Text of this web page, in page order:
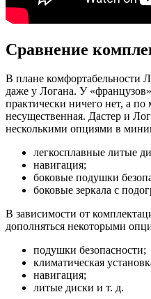
Сравнение
В плане комфортабельности
даже у Логана. У
практически ничего нет, а по
несущественная. Дастер и
несколькими опциями в
легкосплавные литые
навигация;
боковые подушки
боковые зеркала с
В зависимости от
дополняться некоторыми
подушки безопасности;
климатическая
навигация;
литые диски и т. д.